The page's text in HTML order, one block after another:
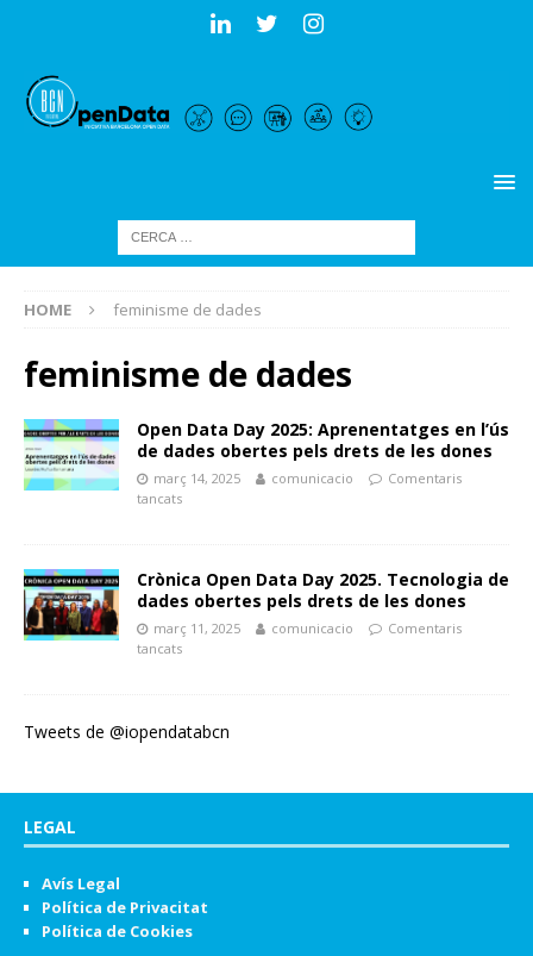
HOME feminisme de dades
feminisme de dades
Open Data Day 2025: Aprenentatges en l’ús
de dades obertes pels drets de les dones
març 14, 2025 comunicacio
Comentaris
tancats
Crònica Open Data Day 2025. Tecnologia de
dades obertes pels drets de les dones
març 11, 2025 comunicacio
Comentaris
tancats
Tweets de @iopendatabcn
LEGAL
Avís Legal
Política de Privacitat
Política de Cookies